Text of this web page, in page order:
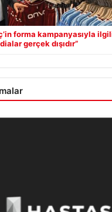
forma kampanyasıyla
gerçek dışıdır”